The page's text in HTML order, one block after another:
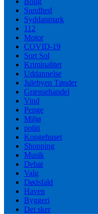
Sundhed
Syddanmark
112
Motor
COVID-19
Sort Sol
Kriminalitet
Uddannelse
Julebyen Tønder
Grænsehandel
Vind
Penge
Miljø
politi
Kongehuset
Shopping
Musik
Debat
Valg
Dødsfald
Haven
Byggeri
Det sker